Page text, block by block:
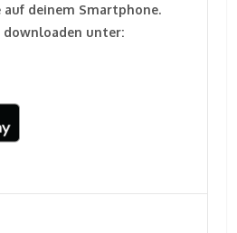
deinem Smartphone.
downloaden unter: